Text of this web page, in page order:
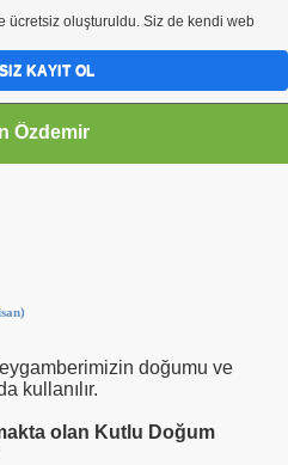
Özdemir
doğumu ve
kullanılır.
olan Kutlu Doğum
ücretsiz oluşturuldu. Siz de kendi web
KAYIT OL